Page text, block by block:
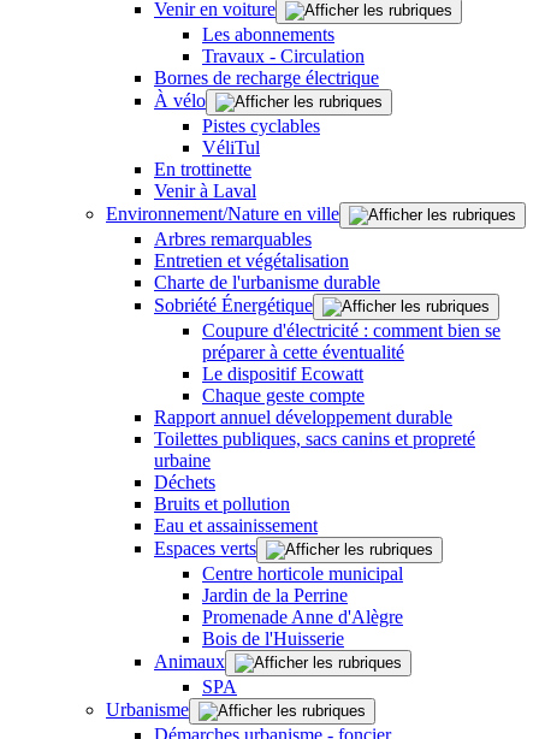
Venir en voiture
Les abonnements
Travaux - Circulation
Bornes de recharge électrique
À vélo
Pistes cyclables
VéliTul
En trottinette
Venir à Laval
Environnement/Nature en ville
Arbres remarquables
Entretien et végétalisation
Charte de l'urbanisme durable
Sobriété Énergétique
Coupure d'électricité : comment bien se
préparer à cette éventualité
Le dispositif Ecowatt
Chaque geste compte
Rapport annuel développement durable
Toilettes publiques, sacs canins et propreté
urbaine
Déchets
Bruits et pollution
Eau et assainissement
Espaces verts
Centre horticole municipal
Jardin de la Perrine
Promenade Anne d'Alègre
Bois de l'Huisserie
Animaux
SPA
Urbanisme
Démarches urbanisme - foncier